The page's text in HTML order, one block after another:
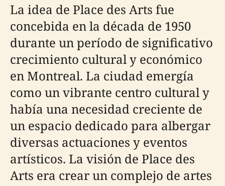
La idea de Place des Arts fue
concebida en la década de 1950
durante un período de significativo
crecimiento cultural y económico
en Montreal. La ciudad emergía
como un vibrante centro cultural y
había una necesidad creciente de
un espacio dedicado para albergar
diversas actuaciones y eventos
artísticos. La visión de Place des
Arts era crear un complejo de artes